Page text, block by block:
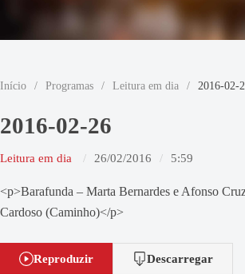
Início / Programas / Leitura em dia / 2016-02-
2016-02-26
Leitura em dia 26/02/2016 5:59
<p>Barafunda – Marta Bernardes e Afonso
Cardoso (Caminho)</p>
Reproduzir Descarregar